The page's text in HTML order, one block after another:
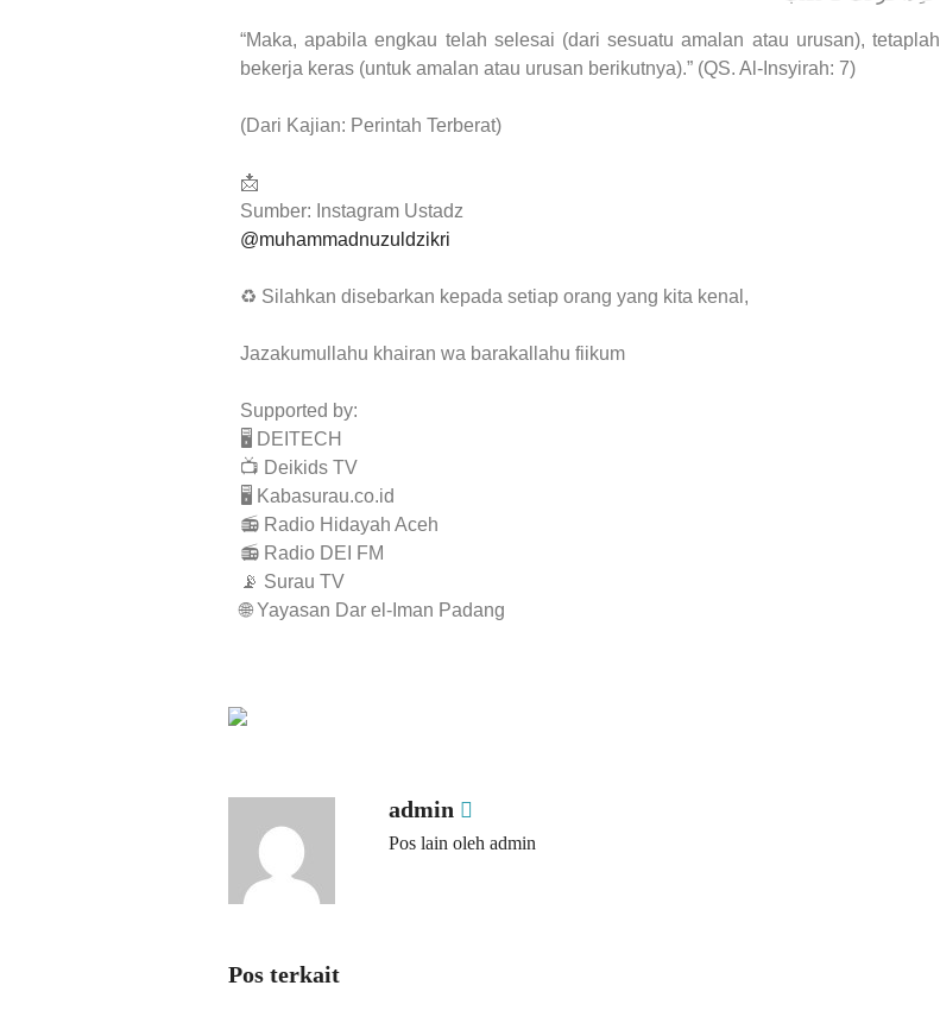
“Maka, apabila engkau telah selesai (dari sesuatu amalan atau urusan), tetaplah
bekerja keras (untuk amalan atau urusan berikutnya).” (QS. Al-Insyirah: 7)
(Dari Kajian: Perintah Terberat)
📩
Sumber: Instagram Ustadz
@muhammadnuzuldzikri
♻ Silahkan disebarkan kepada setiap orang yang kita kenal,
Jazakumullahu khairan wa barakallahu fiikum
Supported by:
🖥️ DEITECH
📺 Deikids TV
🖥️ Kabasurau.co.id
📻 Radio Hidayah Aceh
📻 Radio DEI FM
📡 Surau TV
🌐 Yayasan Dar el-Iman Padang
admin
Pos lain oleh admin
Pos terkait